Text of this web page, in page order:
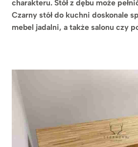
charakteru. Stół z dębu może
Czarny stół do kuchni doskonale
mebel jadalni, a także salonu czy